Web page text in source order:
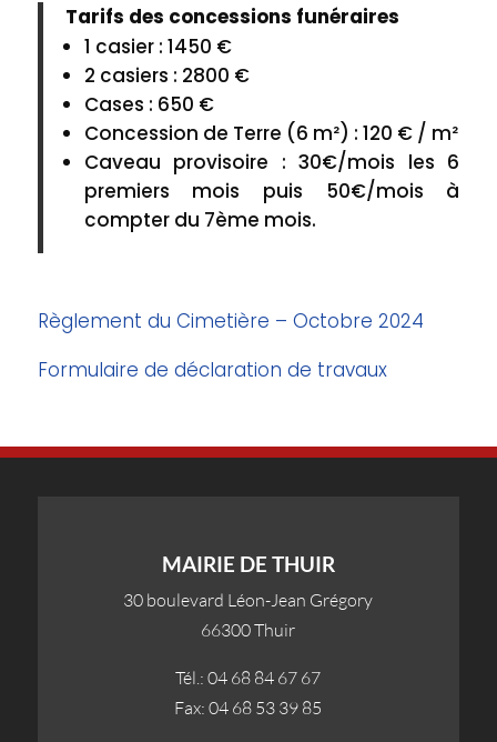
Tarifs des concessions funéraires
1 casier : 1450 €
2 casiers : 2800 €
Cases : 650 €
Concession de Terre (6 m²) : 120 € / m²
Caveau provisoire : 30€/mois les 6
premiers mois puis 50€/mois à
compter du 7ème mois.
Règlement du Cimetière – Octobre 2024
Formulaire de déclaration de travaux
MAIRIE DE THUIR
30 boulevard Léon-Jean Grégory
66300 Thuir
Tél.: 04 68 84 67 67
Fax: 04 68 53 39 85